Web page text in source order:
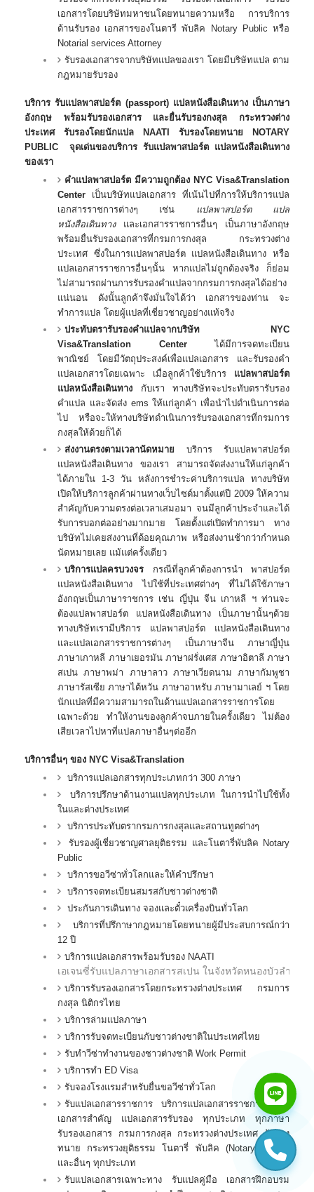
เอกสารโดยบริษัทมหาชนโดยทนายความหรือ การบริการ
ด้านรับรอง เอกสารของโนตารี พับลิค Notary Public หรือ
Notarial services Attorney
รับรองเอกสารจากบริษัทแปลของเรา โดยมีบริษัทแปล ตาม
กฎหมายรับรอง
บริการ รับแปลพาสปอร์ต (passport) แปลหนังสือเดินทาง เป็นภาษา
อังกฤษ พร้อมรับรองเอกสาร และยื่นรับรองกงสุล กระทรวงต่าง
ประเทศ รับรองโดยนักแปล NAATI รับรองโดยทนาย NOTARY
PUBLIC จุดเด่นของบริการ รับแปลพาสปอร์ต แปลหนังสือเดินทาง
ของเรา
คำแปลพาสปอร์ต มีความถูกต้อง NYC Visa&Translation
Center เป็นบริษัทแปลเอกสาร ที่เน้นไปที่การให้บริการแปล
เอกสารราชการต่างๆ เช่น แปลพาสปอร์ต แปล
หนังสือเดินทาง และเอกสารราชการอื่นๆ เป็นภาษาอังกฤษ
พร้อมยื่นรับรองเอกสารที่กรมการกงสุล กระทรวงต่าง
ประเทศ ซึ่งในการแปลพาสปอร์ต แปลหนังสือเดินทาง หรือ
แปลเอกสารราชการอื่นๆนั้น หากแปลไม่ถูกต้องจริง ก็ย่อม
ไม่สามารถผ่านการรับรองคำแปลจากกรมการกงสุลได้อย่าง
แน่นอน ดังนั้นลูกค้าจึงมั่นใจได้ว่า เอกสารของท่าน จะ
ทำการแปล โดยผู้แปลที่เชี่ยวชาญอย่างแท้จริง
ประทับตรารับรองคำแปลจากบริษัท
NYC
Visa&Translation Centerได้มีการจดทะเบียน
พาณิชย์ โดยมีวัตถุประสงค์เพื่อแปลเอกสาร และรับรองคำ
แปลเอกสารโดยเฉพาะ เมื่อลูกค้าใช้บริการ แปลพาสปอร์ต
แปลหนังสือเดินทาง กับเรา ทางบริษัทจะประทับตรารับรอง
คำแปล และจัดส่ง ems ให้แก่ลูกค้า เพื่อนำไปดำเนินการต่อ
ไป หรือจะให้ทางบริษัทดำเนินการรับรองเอกสารที่กรมการ
กงสุลให้ด้วยก็ได้
ส่งงานตรงตามเวลานัดหมาย บริการ รับแปลพาสปอร์ต
แปลหนังสือเดินทาง ของเรา สามารถจัดส่งงานให้แก่ลูกค้า
ได้ภายใน 1-3 วัน หลังการชำระค่าบริการแปล ทางบริษัท
เปิดให้บริการลูกค้าผ่านทางเว็บไซด์มาตั้งแต่ปี 2009 ให้ความ
สำคัญกับความตรงต่อเวลาเสมอมา จนมีลูกค้าประจำและได้
รับการบอกต่ออย่างมากมาย โดยตั้งแต่เปิดทำการมา ทาง
บริษัทไม่เคยส่งงานที่ด้อยคุณภาพ หรือส่งงานช้ากว่ากำหนด
นัดหมายเลย แม้แต่ครั้งเดียว
บริการแปลครบวงจร กรณีที่ลูกค้าต้องการนำ พาสปอร์ต
แปลหนังสือเดินทาง ไปใช้ที่ประเทศต่างๆ ที่ไม่ได้ใช้ภาษา
อังกฤษเป็นภาษาราชการ เช่น ญี่ปุ่น จีน เกาหลี ฯ ท่านจะ
ต้องแปลพาสปอร์ต แปลหนังสือเดินทาง เป็นภาษานั้นๆด้วย
ทางบริษัทเรามีบริการ แปลพาสปอร์ต แปลหนังสือเดินทาง
และแปลเอกสารราชการต่างๆ เป็นภาษาจีน ภาษาญี่ปุ่น
ภาษาเกาหลี ภาษาเยอรมัน ภาษาฝรั่งเศส ภาษาอิตาลี ภาษา
สเปน ภาษาพม่า ภาษาลาว ภาษาเวียดนาม ภาษากัมพูชา
ภาษารัสเซีย ภาษาไต้หวัน ภาษาอาหรับ ภาษามาเลย์ ฯ โดย
นักแปลที่มีความสามารถในด้านแปลเอกสารราชการโดย
เฉพาะด้วย ทำให้งานของลูกค้าจบภายในครั้งเดียว ไม่ต้อง
เสียเวลาไปหาที่แปลภาษาอื่นๆต่ออีก
บริการอื่นๆ ของ NYC Visa&Translation
บริการแปลเอกสารทุกประเภทกว่า 300 ภาษา
บริการปรึกษาด้านงานแปลทุกประเภท ในการนำไปใช้ทั้ง
ในและต่างประเทศ
บริการประทับตรากรมการกงสุลและสถานทูตต่างๆ
รับรองผู้เชี่ยวชาญศาลยุติธรรม และโนตารี่พับลิค Notary
Public
บริการขอวีซ่าทั่วโลกและให้คำปรึกษา
บริการจดทะเบียนสมรสกับชาวต่างชาติ
ประกันการเดินทาง จองและตั๋วเครื่องบินทั่วโลก
บริการที่ปรึกาษากฎหมายโดยทนายผู้มีประสบการณ์กว่า
12 ปี
บริการแปลเอกสารพร้อมรับรอง NAATI
เอเจนซี่รับแปลภาษาเอกสารสเปน ในจังหวัดหนองบัวลำภู ,
บริการรับรองเอกสารโดยกระทรวงต่างประเทศ กรมการ
กงสุล นิติกรไทย
บริการล่ามแปลภาษา
บริการรับจดทะเบียนกับชาวต่างชาติในประเทศไทย
รับทำวีซ่าทำงานของชาวต่างชาติ Work Permit
บริการทำ ED Visa
รับจองโรงแรมสำหรับยื่นขอวีซ่าทั่วโลก
รับแปลเอกสารราชการ บริการแปลเอกสารราชการ แปล
เอกสารสำคัญ แปลเอกสารรับรอง ทุกประเภท ทุกภาษา
รับรองเอกสาร กรมการกงสุล กระทรวงต่างประเทศ รับรอง
ทนาย กระทรวงยุติธรรม โนตารี่ พับลิค (Notary Public)
และอื่นๆ ทุกประเภท
รับแปลเอกสารเฉพาะทาง รับแปลคู่มือ เอกสารฝึกอบรม